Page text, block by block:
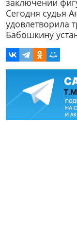
заключении
Сегодня судья
удовлетворила
Бабошкину